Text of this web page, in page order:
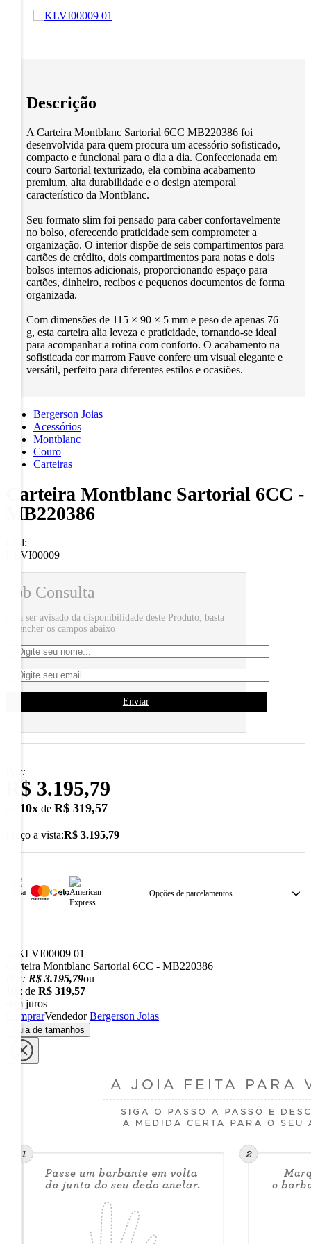
Descrição
A Carteira Montblanc Sartorial 6CC MB220386 foi
desenvolvida para quem procura um acessório sofisticado,
compacto e funcional para o dia a dia. Confeccionada em
couro Sartorial texturizado, ela combina acabamento
premium, alta durabilidade e o design atemporal
característico da Montblanc.
Seu formato slim foi pensado para caber confortavelmente
no bolso, oferecendo praticidade sem comprometer a
organização. O interior dispõe de seis compartimentos para
cartões de crédito, dois compartimentos para notas e dois
bolsos internos adicionais, proporcionando espaço para
cartões, dinheiro, recibos e pequenos documentos de forma
organizada.
Com dimensões de 115 × 90 × 5 mm e peso de apenas 76
g, esta carteira alia leveza e praticidade, tornando-se ideal
para acompanhar a rotina com conforto. O acabamento na
sofisticada cor marrom Fauve confere um visual elegante e
versátil, perfeito para diferentes estilos e ocasiões.
Bergerson Joias
Acessórios
Montblanc
Couro
Carteiras
Carteira Montblanc Sartorial 6CC -
MB220386
Cód:
KLVI00009
Sob Consulta
Para ser avisado da disponibilidade deste Produto, basta
preencher os campos abaixo
Enviar
Por:
R$ 3.195,79
10x de R$ 319,57
Preço a vista:R$ 3.195,79
Opções de parcelamentos
Carteira Montblanc Sartorial 6CC - MB220386
Por: R$ 3.195,79ou
10x de R$ 319,57
sem juros
ComprarVendedor Bergerson Joias
Guia de tamanhos